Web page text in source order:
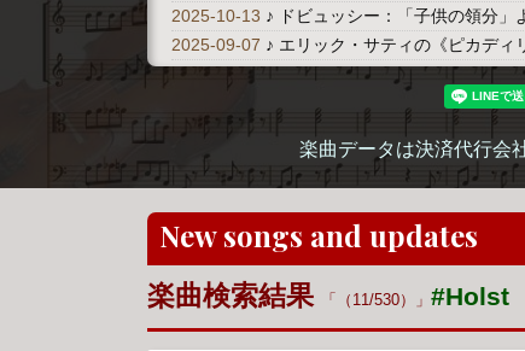
2025-10-13 ♪ ドビュッシー：「子供の領分」
2025-09-07 ♪ エリック・サティの《ピカディ
楽曲データは決済代行会
New songs and updates
楽曲検索結果 （11/530） #Holst